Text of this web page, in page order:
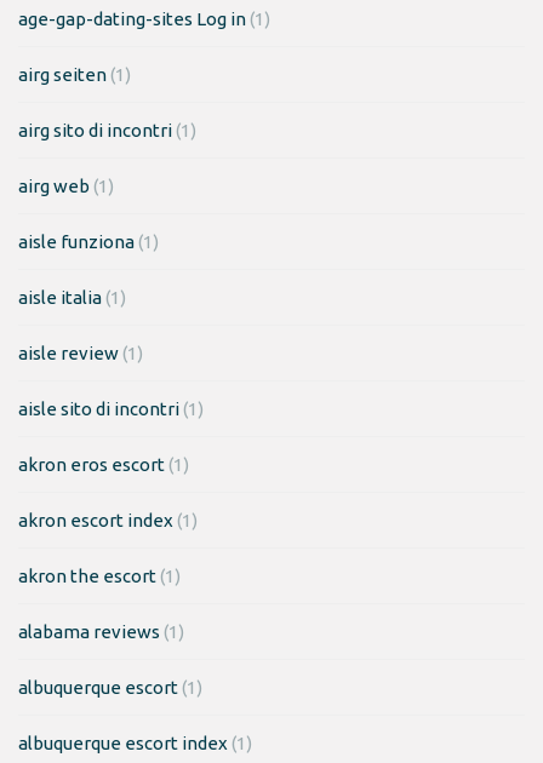
age-gap-dating-sites Log in(1)
airg seiten(1)
airg sito di incontri(1)
airg web (1)
aisle funziona(1)
aisle italia(1)
aisle review(1)
aisle sito di incontri(1)
akron eros escort(1)
akron escort index (1)
akron the escort(1)
alabama reviews (1)
albuquerque escort(1)
albuquerque escort index (1)